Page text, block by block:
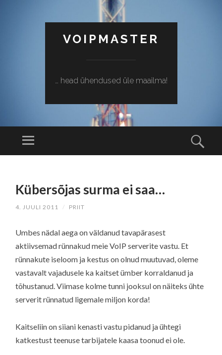
VOIPMASTER
… head ühendused üle maailma!
Menüü
EDASIKübersõjas surma ei saa…
4. JUULI 2011 / PRIIT
Umbes nädal aega on väldanud tavapärasest
aktiivsemad rünnakud meie VoIP serverite vastu. Et
rünnakute iseloom ja kestus on olnud muutuvad, oleme
vastavalt vajadusele ka kaitset ümber korraldanud ja
tõhustanud. Viimase kolme tunni jooksul on näiteks ühte
serverit rünnatud ligemale miljon korda!
Kaitseliin on siiani kenasti vastu pidanud ja ühtegi
katkestust teenuse tarbijatele kaasa toonud ei ole.